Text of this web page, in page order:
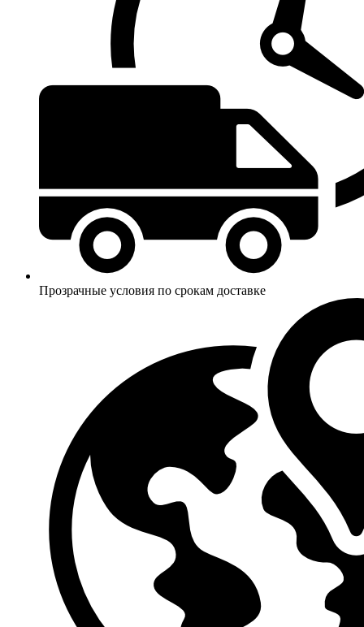
Прозрачные условия по срокам доставке